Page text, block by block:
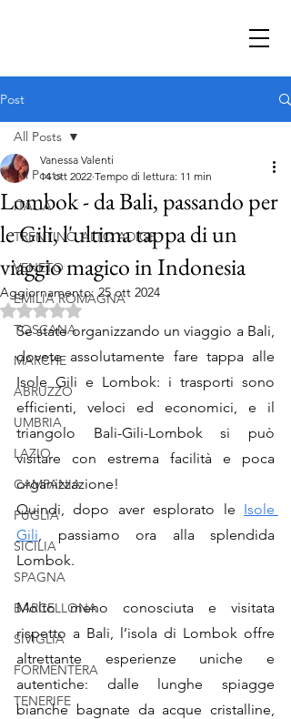
Post
All Posts
ITALIA
TRENTINO ALTO ADIGE
VENETO
EMILIA ROMAGNA
TOSCANA
MARCHE
ABRUZZO
UMBRIA
LAZIO
CAMPANIA
PUGLIA
SICILIA
SPAGNA
BARCELLONA
SIVIGLIA
FORMENTERA
TENERIFE
All Posts
Lombok - da Bali, passando per
le Gili, l'ultima tappa di un
viaggio magico in Indonesia
Vanessa Valenti
14 ott 2022 Tempo di lettura: 11 min
Aggiornamento:25 ott 2024
Valutazione NaN stelle su 5.
Se state organizzando un viaggio a Bali,
dovete assolutamente fare tappa alle
Isole Gili e Lombok: i trasporti sono
efficienti, veloci ed economici, e il
triangolo Bali-Gili-Lombok si può
visitare con estrema facilità e poca
organizzazione!
Quindi, dopo aver esplorato le Isole
Gili, passiamo ora alla splendida
Lombok.
Molto meno conosciuta e visitata
rispetto a Bali, l’isola di Lombok offre
altrettante esperienze uniche e
autentiche: dalle lunghe spiagge
bianche bagnate da acque cristalline,